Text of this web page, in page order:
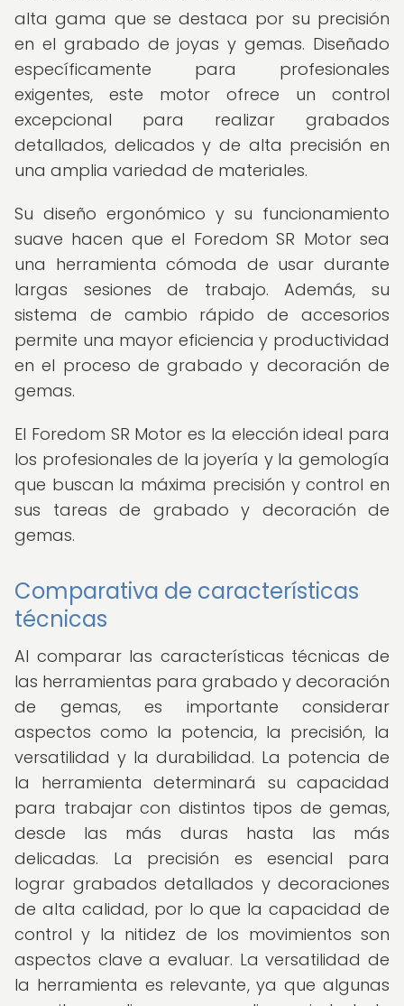
alta gama que se destaca por su precisión
en el grabado de joyas y gemas. Diseñado
específicamente para profesionales
exigentes, este motor ofrece un control
excepcional para realizar grabados
detallados, delicados y de alta precisión en
una amplia variedad de materiales.
Su diseño ergonómico y su funcionamiento
suave hacen que el Foredom SR Motor sea
una herramienta cómoda de usar durante
largas sesiones de trabajo. Además, su
sistema de cambio rápido de accesorios
permite una mayor eficiencia y productividad
en el proceso de grabado y decoración de
gemas.
El Foredom SR Motor es la elección ideal para
los profesionales de la joyería y la gemología
que buscan la máxima precisión y control en
sus tareas de grabado y decoración de
gemas.
Comparativa de características
técnicas
Al comparar las características técnicas de
las herramientas para grabado y decoración
de gemas, es importante considerar
aspectos como la potencia, la precisión, la
versatilidad y la durabilidad. La potencia de
la herramienta determinará su capacidad
para trabajar con distintos tipos de gemas,
desde las más duras hasta las más
delicadas. La precisión es esencial para
lograr grabados detallados y decoraciones
de alta calidad, por lo que la capacidad de
control y la nitidez de los movimientos son
aspectos clave a evaluar. La versatilidad de
la herramienta es relevante, ya que algunas